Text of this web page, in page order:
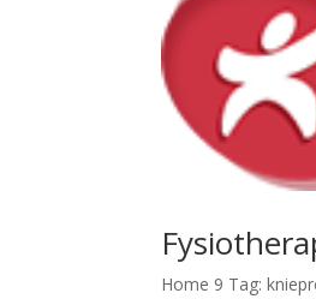
Home 9 Tag: